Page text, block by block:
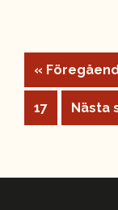
« Go
to
Sida
17
Go
to
Nästa